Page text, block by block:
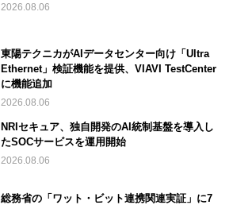
2026.08.06
東陽テクニカがAIデータセンター向け「Ultra
Ethernet」検証機能を提供、VIAVI TestCenter
に機能追加
2026.08.06
NRIセキュア、独自開発のAI統制基盤を導入し
たSOCサービスを運用開始
2026.08.06
総務省の「ワット・ビット連携関連実証」に7